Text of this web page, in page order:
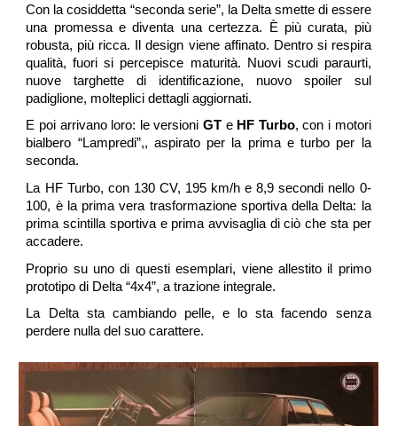
Con la cosiddetta “seconda serie”, la Delta smette di essere
una promessa e diventa una certezza. È più curata, più
robusta, più ricca. Il design viene affinato. Dentro si respira
qualità, fuori si percepisce maturità. Nuovi scudi paraurti,
nuove targhette di identificazione, nuovo spoiler sul
padiglione, molteplici dettagli aggiornati.
E poi arrivano loro: le versioni GT e HF Turbo, con i motori
bialbero “Lampredi”,, aspirato per la prima e turbo per la
seconda.
La HF Turbo, con 130 CV, 195 km/h e 8,9 secondi nello 0-
100, è la prima vera trasformazione sportiva della Delta: la
prima scintilla sportiva e prima avvisaglia di ciò che sta per
accadere.
Proprio su uno di questi esemplari, viene allestito il primo
prototipo di Delta “4x4”, a trazione integrale.
La Delta sta cambiando pelle, e lo sta facendo senza
perdere nulla del suo carattere.